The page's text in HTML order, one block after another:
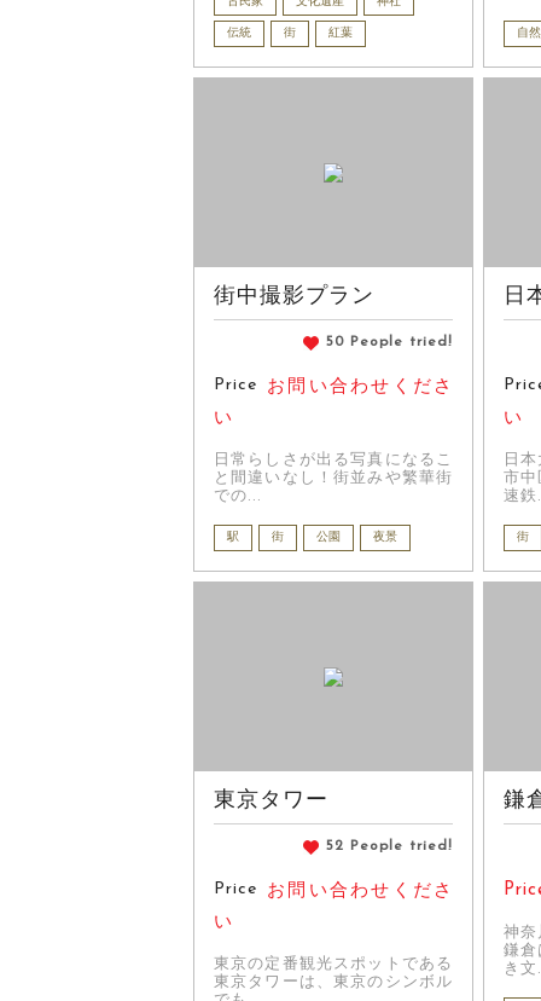
伝統 街 紅葉 自然
街中撮影プラン
50 People tried!
Price
お問い合わせくださ
い
日常らしさが出る写真になるこ
と間違いなし！街並みや繁華街
での...
駅 街 公園 夜景
日
い
日
市中
速鉄
街
東京タワー
52 People tried!
Price
お問い合わせくださ
い
東京の定番観光スポットである
東京タワーは、東京のシンボル
鎌
神奈
鎌倉
き文